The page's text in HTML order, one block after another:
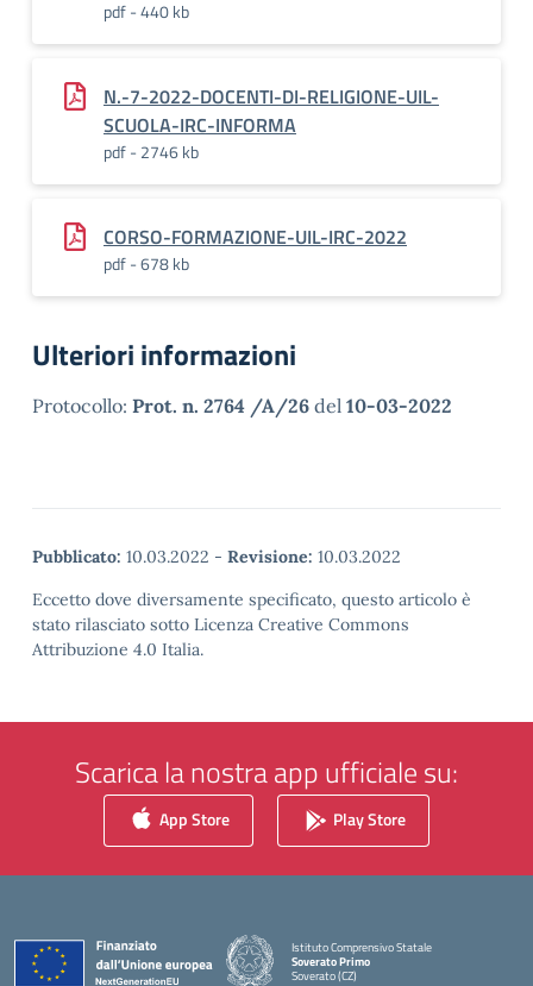
pdf - 440 kb
N.-7-2022-DOCENTI-DI-RELIGIONE-UIL-
SCUOLA-IRC-INFORMA
pdf - 2746 kb
CORSO-FORMAZIONE-UIL-IRC-2022
pdf - 678 kb
Ulteriori informazioni
Protocollo: Prot. n. 2764 /A/26 del 10-03-2022
Pubblicato: 10.03.2022 - Revisione: 10.03.2022
Eccetto dove diversamente specificato, questo articolo è
stato rilasciato sotto Licenza Creative Commons
Attribuzione 4.0 Italia.
Scarica la nostra app ufficiale su:
App Store Play Store
Istituto Comprensivo Statale
Soverato Primo
Soverato (CZ)